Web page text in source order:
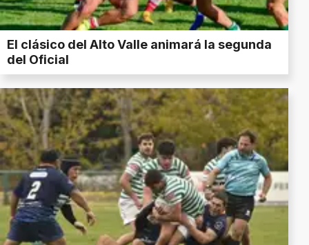
El clásico del Alto Valle animará la segunda
del Oficial